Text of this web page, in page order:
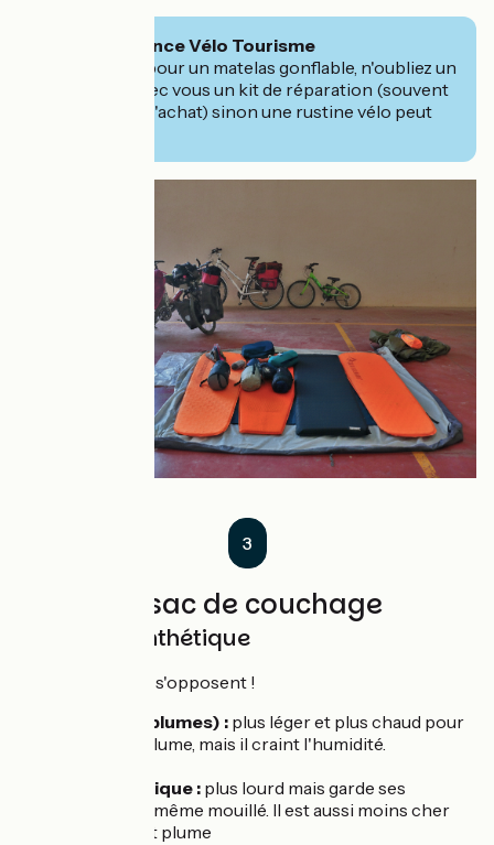
🧭Conseil France Vélo Tourisme
Si vous optez pour un matelas gonflable, n'oubliez un
d'emporter avec vous un kit de réparation (souvent
fournis avec à l'achat) sinon une rustine vélo peut
3
Le sac de couchage
Duvet vs synthétique
Là aussi 2 écoles s'opposent !
Le duvet (plumes) : plus léger et plus chaud pour
le même volume, mais il craint l'humidité.
Le synthétique : plus lourd mais garde ses
propriétés même mouillé. Il est aussi moins cher
que le duvet plume